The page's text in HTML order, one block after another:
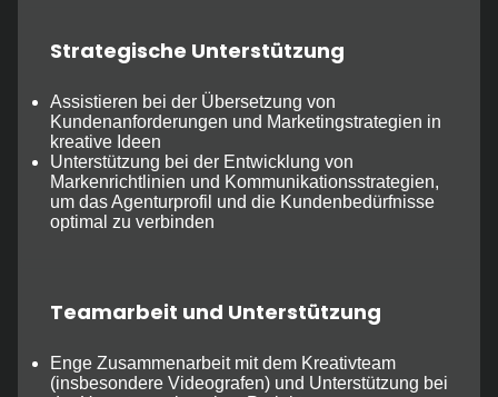
Strategische Unterstützung
Assistieren bei der Übersetzung von
Kundenanforderungen und Marketingstrategien in
kreative Ideen
Unterstützung bei der Entwicklung von
Markenrichtlinien und Kommunikationsstrategien,
um das Agenturprofil und die Kundenbedürfnisse
optimal zu verbinden
Teamarbeit und Unterstützung
Enge Zusammenarbeit mit dem Kreativteam
(insbesondere Videografen) und Unterstützung bei